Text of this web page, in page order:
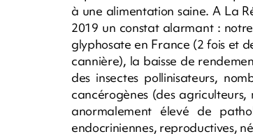
à une alimentation saine. A La
2019 un constat alarmant :
glyphosate en France (2 fois et
cannière), la baisse de
des insectes pollinisateurs,
cancérogènes (des
anormalement élevé de
endocriniennes, reproductives,